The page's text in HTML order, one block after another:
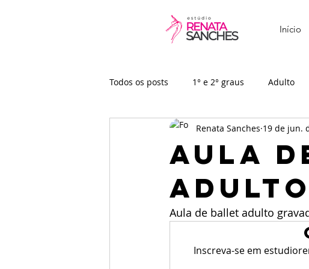
Início
Todos os posts 1° e 2° graus Adulto
Vídeo-aulas
Aula
adulto
Renata Sanches 19 de jun.
Aula de ballet adulto
Inscreva-se em